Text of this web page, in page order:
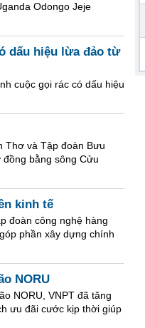
Odongo Jeje
dấu hiệu lừa đảo từ
cuộc gọi rác có dấu hiệu
Thơ và Tập đoàn Bưu
bằng sông Cửu
kinh tế
đoàn công nghệ hàng
phần xây dựng chính
NORU
NORU, VNPT đã tăng
ưu đãi cước kịp thời giúp